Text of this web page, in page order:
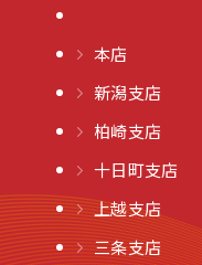
本店
新潟支店
柏崎支店
十日町支店
上越支店
三条支店